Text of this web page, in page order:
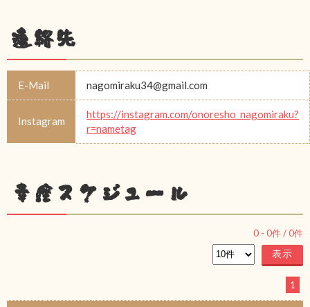
連絡先
E-Mail nagomiraku34@gmail.com
Instagram
https://instagram.com/onoresho_nagomiraku?
r=nametag
幸座スケジュール
0 - 0件 /0件
1